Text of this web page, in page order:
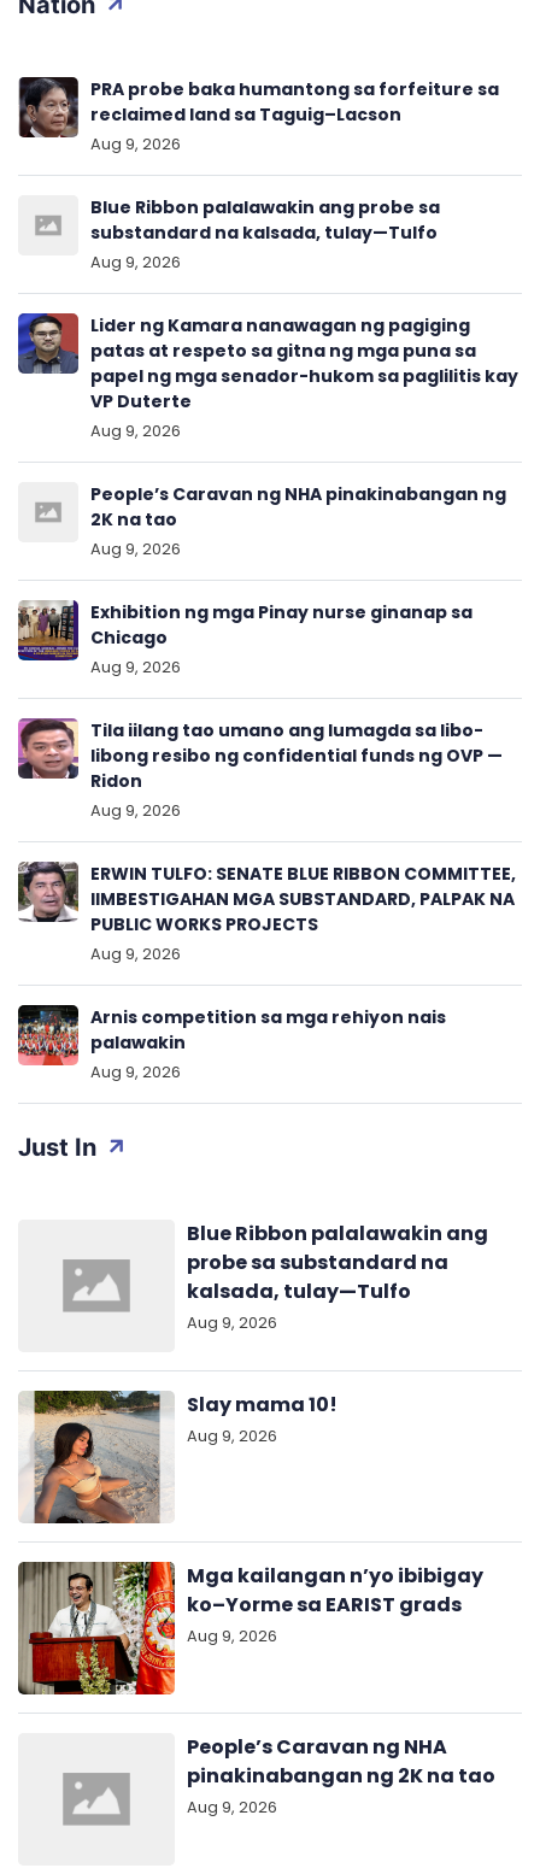
Just In
Blue Ribbon palalawakin ang
probe sa substandard na
kalsada, tulay—Tulfo
Aug 9, 2026
Slay mama 10!
Aug 9, 2026
Mga kailangan n’yo ibibigay
ko–Yorme sa EARIST grads
Aug 9, 2026
People’s Caravan ng NHA
pinakinabangan ng 2K na tao
Aug 9, 2026
PRA probe baka humantong sa forfeiture sa
reclaimed land sa Taguig–Lacson
Aug 9, 2026
Blue Ribbon palalawakin ang probe sa
substandard na kalsada, tulay—Tulfo
Aug 9, 2026
Lider ng Kamara nanawagan ng pagiging
patas at respeto sa gitna ng mga puna sa
papel ng mga senador-hukom sa paglilitis kay
VP Duterte
Aug 9, 2026
People’s Caravan ng NHA pinakinabangan ng
2K na tao
Aug 9, 2026
Exhibition ng mga Pinay nurse ginanap sa
Chicago
Aug 9, 2026
Tila iilang tao umano ang lumagda sa libo-
libong resibo ng confidential funds ng OVP —
Ridon
Aug 9, 2026
ERWIN TULFO: SENATE BLUE RIBBON COMMITTEE,
IIMBESTIGAHAN MGA SUBSTANDARD, PALPAK NA
PUBLIC WORKS PROJECTS
Aug 9, 2026
Arnis competition sa mga rehiyon nais
palawakin
Aug 9, 2026